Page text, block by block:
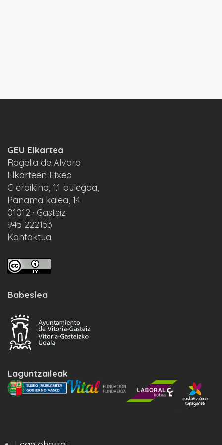
GEU Elkartea
Rogelia de Alvaro
Elkarteen Etxea
C eraikina, 1.1 bulegoa,
Panama kalea, 14
01012 · Gasteiz
945 222153
Kontaktua
Babeslea
Laguntzaileak